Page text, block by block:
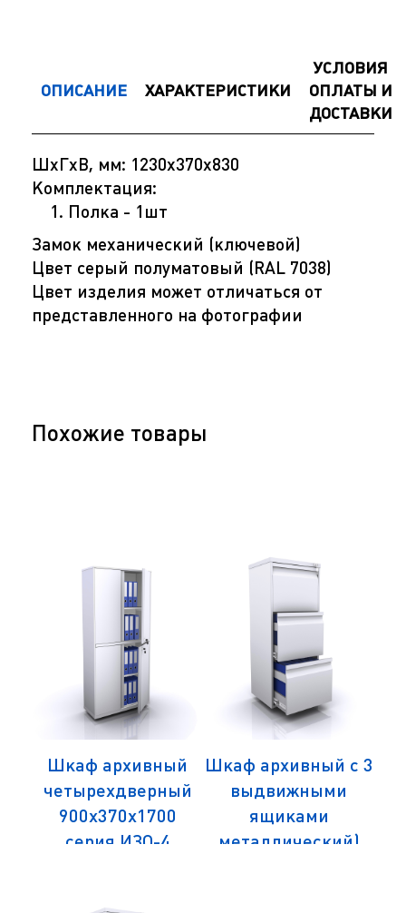
ОПИСАНИЕ ХАРАКТЕРИСТИКИ
УСЛОВИЯ
ОПЛАТЫ И
ДОСТАВКИ
ШхГхВ, мм: 1230х370х830
Комплектация:
Полка - 1шт
Замок механический (ключевой)
Цвет серый полуматовый (RAL 7038)
Цвет изделия может отличаться от
представленного на фотографии
Похожие товары
Шкаф архивный
четырехдверный
900х370х1700
серия ИЗО-4
Шкаф архивный с 3
выдвижными
ящиками
металлический)